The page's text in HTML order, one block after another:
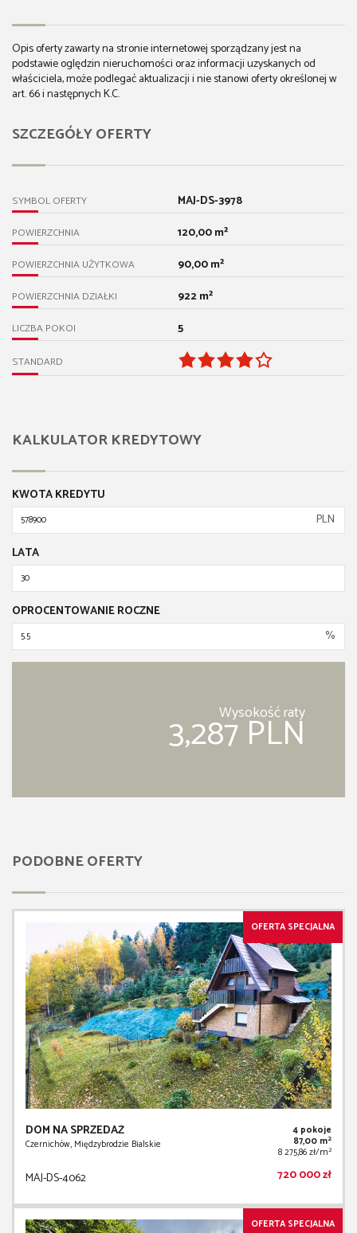
Opis oferty zawarty na stronie internetowej sporządzany jest na
podstawie oględzin nieruchomości oraz informacji uzyskanych od
właściciela, może podlegać aktualizacji i nie stanowi oferty określonej w
art. 66 i następnych K.C.
SZCZEGÓŁY OFERTY
SYMBOL OFERTY MAJ-DS-3978
POWIERZCHNIA 120,00 m²
POWIERZCHNIA UŻYTKOWA 90,00 m²
POWIERZCHNIA DZIAŁKI 922 m²
LICZBA POKOI 5
STANDARD
KALKULATOR KREDYTOWY
KWOTA KREDYTU
PLN
LATA
OPROCENTOWANIE ROCZNE
%
Wysokość raty
3,287 PLN
PODOBNE OFERTY
OFERTA SPECJALNA
DOM NA SPRZEDAŻ
Czernichów, Międzybrodzie Bialskie
4 pokoje
87,00 m2
8 275,86 zł/m2
MAJ-DS-4062 720 000 zł
OFERTA SPECJALNA